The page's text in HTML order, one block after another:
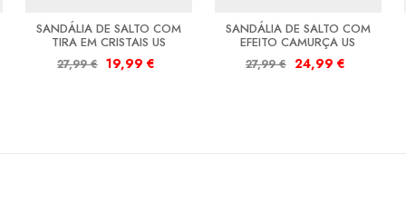
SANDÁLIA DE SALTO COM
TIRA EM CRISTAIS US
27,99€ 19,99 €
SANDÁLIA DE SALTO COM
EFEITO CAMURÇA US
27,99€ 24,99 €